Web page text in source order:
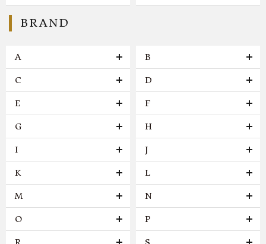
BRAND
A B
C D
E F
G H
I J
K L
M N
O P